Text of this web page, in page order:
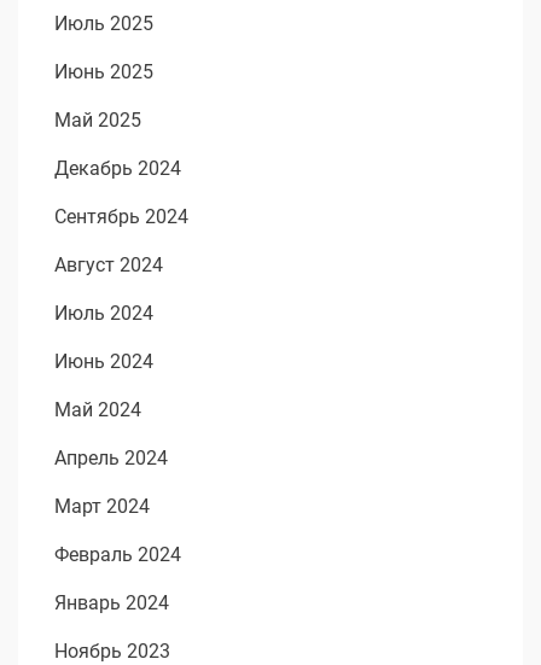
Июль 2025
Июнь 2025
Май 2025
Декабрь 2024
Сентябрь 2024
Август 2024
Июль 2024
Июнь 2024
Май 2024
Апрель 2024
Март 2024
Февраль 2024
Январь 2024
Ноябрь 2023